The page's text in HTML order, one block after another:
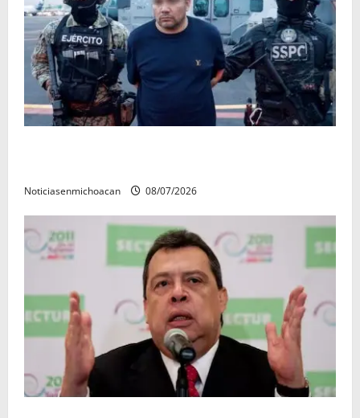
Noticiasenmichoacan 08/07/2026